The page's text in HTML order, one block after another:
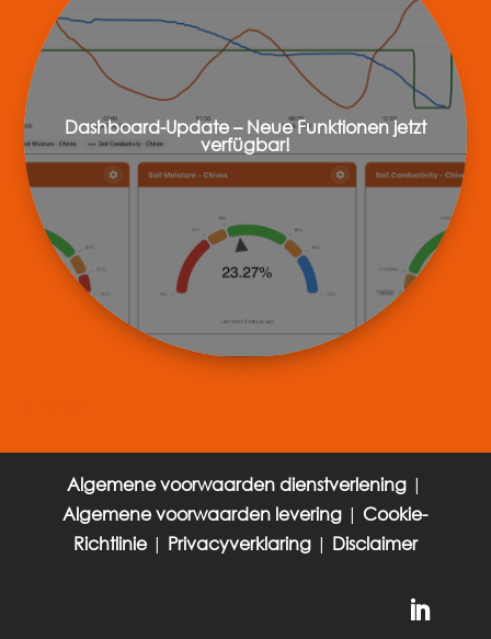
Dashboard-Update – Neue Funktionen jetzt
verfügbar!
Algemene voorwaarden dienstverlening |
Algemene voorwaarden levering | Cookie-
Richtlinie| Privacyverklaring| Disclaimer